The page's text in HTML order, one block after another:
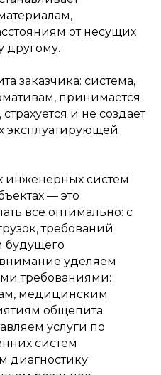
от несущих
другому.
заказчика: система,
принимается
и не создает
эксплуатирующей
инженерных систем
— это
все оптимально: с
требований
будущего
уделяем
требованиями:
медицинским
общепита.
услуги по
систем
диагностику